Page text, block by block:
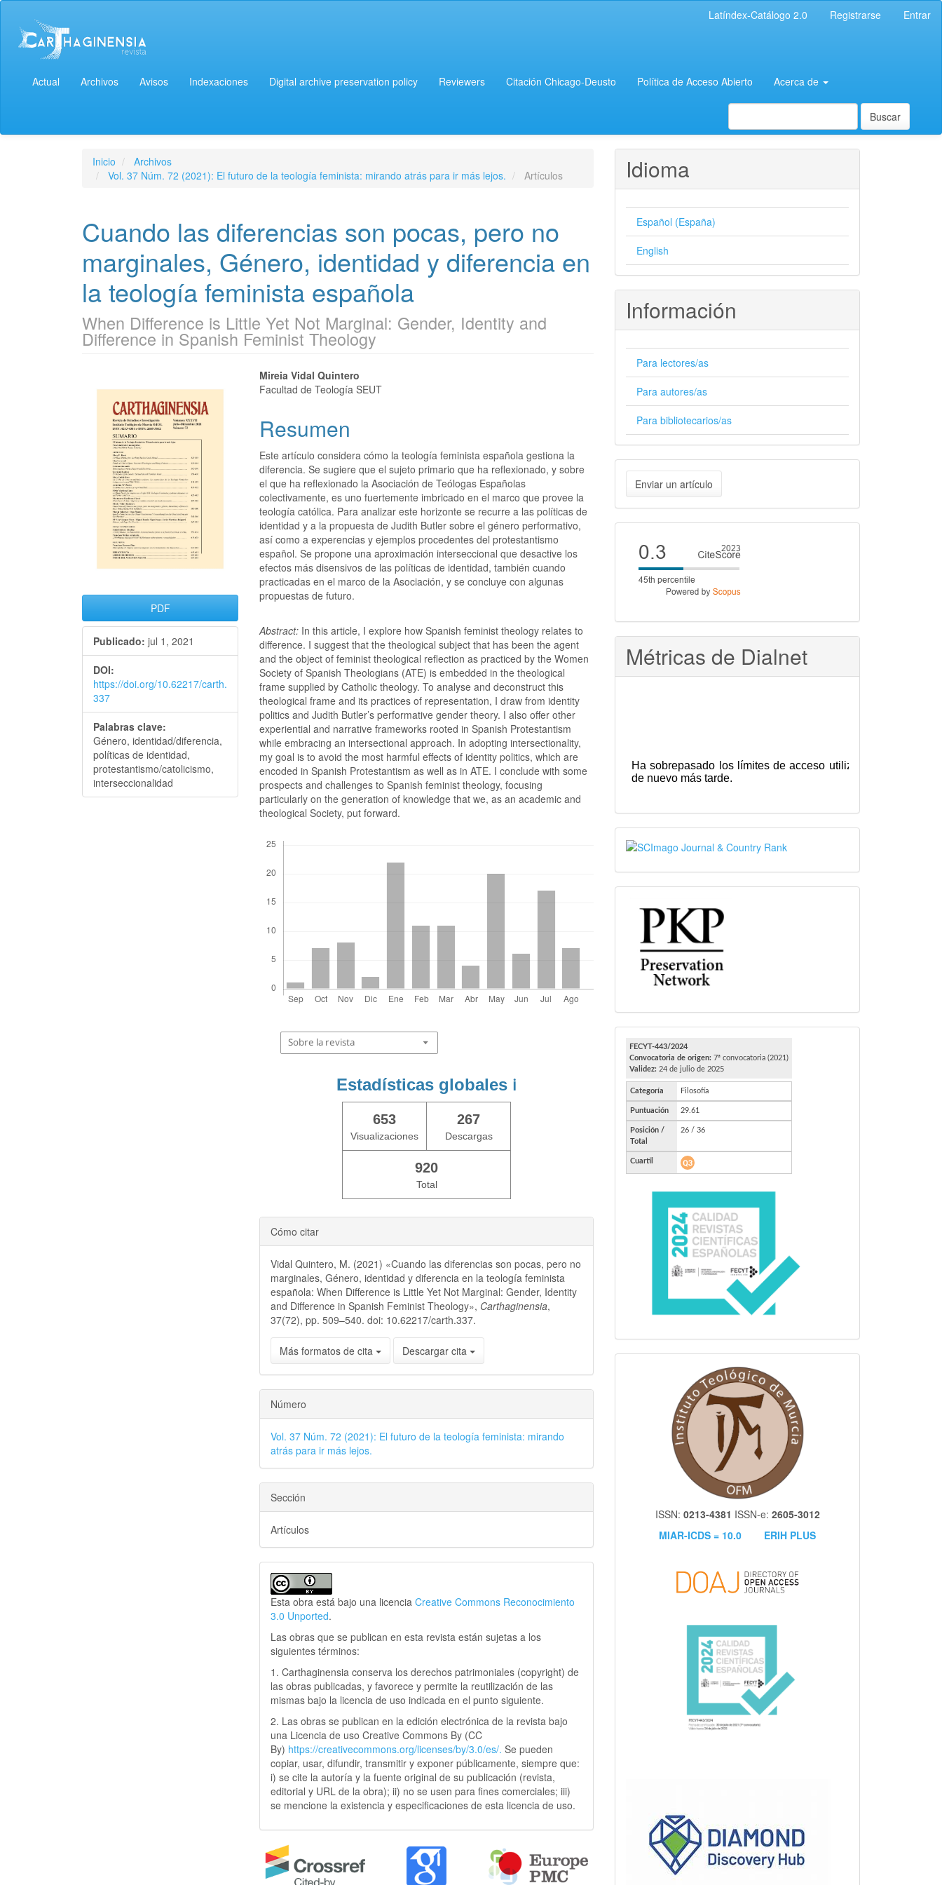
Latíndex-Catálogo 2.0 Registrarse Entrar
Actual Archivos Avisos Indexaciones Digital archive preservation policy Reviewers Citación Chicago-Deusto Política de Acceso Abierto Acerca de
Buscar
Inicio
Archivos
Vol. 37 Núm. 72 (2021): El futuro de la teología feminista: mirando atrás para ir más lejos.
Artículos
Cuando las diferencias son pocas, pero no
marginales, Género, identidad y diferencia en
la teología feminista española
When Difference is Little Yet Not Marginal: Gender, Identity and
Difference in Spanish Feminist Theology
PDF
Publicado: jul 1, 2021
DOI:
https://doi.org/10.62217/carth.
337
Palabras clave:
Género, identidad/diferencia,
políticas de identidad,
protestantismo/catolicismo,
interseccionalidad
Mireia Vidal Quintero
Facultad de Teología SEUT
Resumen
Este artículo considera cómo la teología feminista española gestiona la
diferencia. Se sugiere que el sujeto primario que ha reflexionado, y sobre
el que ha reflexionado la Asociación de Teólogas Españolas
colectivamente, es uno fuertemente imbricado en el marco que provee la
teología católica. Para analizar este horizonte se recurre a las políticas de
identidad y a la propuesta de Judith Butler sobre el género performativo,
así como a experencias y ejemplos procedentes del protestantismo
español. Se propone una aproximación interseccional que desactive los
efectos más disensivos de las políticas de identidad, también cuando
practicadas en el marco de la Asociación, y se concluye con algunas
propuestas de futuro.
Abstract: In this article, I explore how Spanish feminist theology relates to
difference. I suggest that the theological subject that has been the agent
and the object of feminist theological reflection as practiced by the Women
Society of Spanish Theologians (ATE) is embedded in the theological
frame supplied by Catholic theology. To analyse and deconstruct this
theological frame and its practices of representation, I draw from identity
politics and Judith Butler’s performative gender theory. I also offer other
experiential and narrative frameworks rooted in Spanish Protestantism
while embracing an intersectional approach. In adopting intersectionality,
my goal is to avoid the most harmful effects of identity politics, which are
encoded in Spanish Protestantism as well as in ATE. I conclude with some
prospects and challenges to Spanish feminist theology, focusing
particularly on the generation of knowledge that we, as an academic and
theological Society, put forward.
Sobre la revista
Estadísticas globales ℹ️
653
Visualizaciones
267
Descargas
920
Total
Cómo citar
Vidal Quintero, M. (2021) «Cuando las diferencias son pocas, pero no
marginales, Género, identidad y diferencia en la teología feminista
española: When Difference is Little Yet Not Marginal: Gender, Identity
and Difference in Spanish Feminist Theology», Carthaginensia,
37(72), pp. 509–540. doi: 10.62217/carth.337.
Más formatos de cita Descargar cita
Número
Vol. 37 Núm. 72 (2021): El futuro de la teología feminista: mirando
atrás para ir más lejos.
Sección
Artículos
Esta obra está bajo una licenciaCreative Commons Reconocimiento
3.0 Unported.
Las obras que se publican en esta revista están sujetas a los
siguientes términos:
1. Carthaginensia conserva los derechos patrimoniales (copyright) de
las obras publicadas, y favorece y permite la reutilización de las
mismas bajo la licencia de uso indicada en el punto siguiente.
2. Las obras se publican en la edición electrónica de la revista bajo
una Licencia de uso Creative Commons By (CC
By) https://creativecommons.org/licenses/by/3.0/es/.Se pueden
copiar, usar, difundir, transmitir y exponer públicamente, siempre que:
i) se cite la autoría y la fuente original de su publicación (revista,
editorial y URL de la obra); ii) no se usen para fines comerciales; iii)
se mencione la existencia y especificaciones de esta licencia de uso.
Idioma
Español (España)
English
Información
Para lectores/as
Para autores/as
Para bibliotecarios/as
Enviar
un
artículo
Enviar un artículo
Cite
score
Métricas de Dialnet
SJR
PKP
FECYT
ISSN: 0213-4381 ISSN-e: 2605-3012
MIAR-ICDS = 10.0
ERIH PLUS